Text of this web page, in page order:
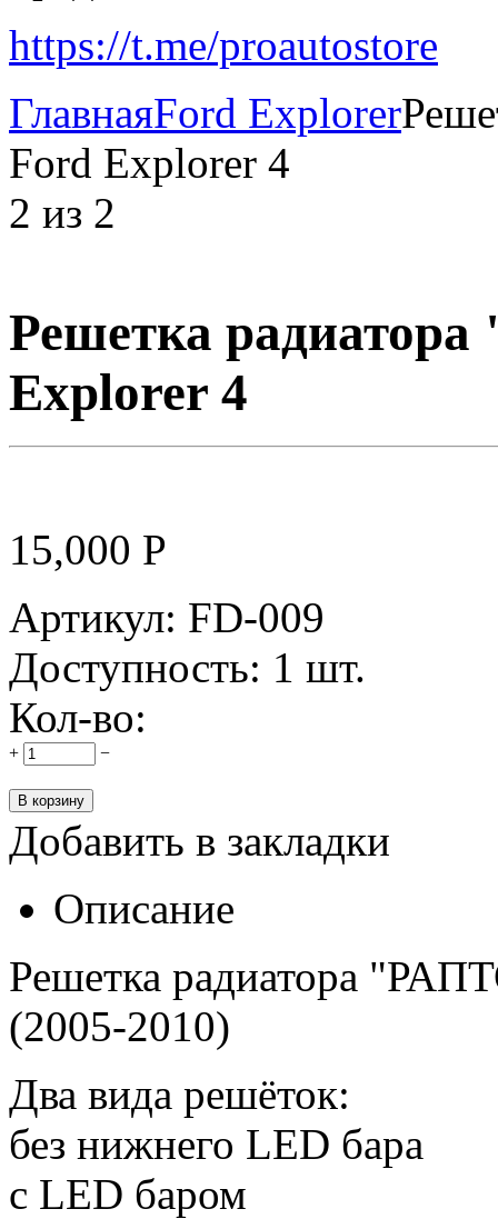
https://t.me/proautostore
ГлавнаяFord Explorer
Ford Explorer 4
2 из 2
Решетка
Explorer 4
15,000 Р
Артикул: FD-009
Доступность: 1 шт.
Кол-во:
+ −
Добавить в закладки
Описание
Решетка радиатора
(2005-2010)
Два вида решёток:
без нижнего LED бара
с LED баром